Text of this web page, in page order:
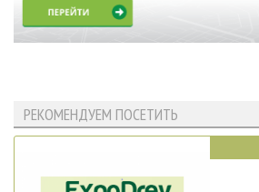
РЕКОМЕНДУЕМ ПОСЕТИТЬ